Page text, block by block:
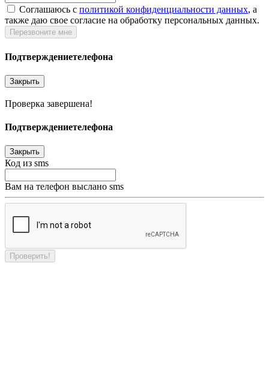
Соглашаюсь c политикой конфиденциальности данных, а
также даю свое согласие на обработку персональных данных.
Перезвоните мне
Подтверждениетелефона
Закрыть
Проверка завершена!
Подтверждениетелефона
Закрыть
Код из sms
Вам на телефон выслано sms
Проверить!